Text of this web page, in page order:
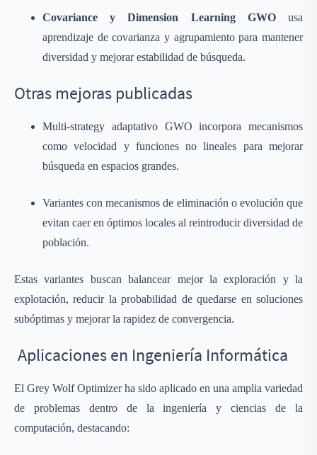
Covariance y Dimension Learning GWOusa
aprendizaje de covarianza y agrupamiento para mantener
diversidad y mejorar estabilidad de búsqueda.
Otras mejoras publicadas
Multi-strategy adaptativo GWO incorpora mecanismos
como velocidad y funciones no lineales para mejorar
búsqueda en espacios grandes.
Variantes con mecanismos de eliminación o evolución que
evitan caer en óptimos locales al reintroducir diversidad de
población.
Estas variantes buscan balancear mejor la exploración y la
explotación, reducir la probabilidad de quedarse en soluciones
subóptimas y mejorar la rapidez de convergencia.
Aplicaciones en Ingeniería Informática
El Grey Wolf Optimizer ha sido aplicado en una amplia variedad
de problemas dentro de la ingeniería y ciencias de la
computación, destacando: